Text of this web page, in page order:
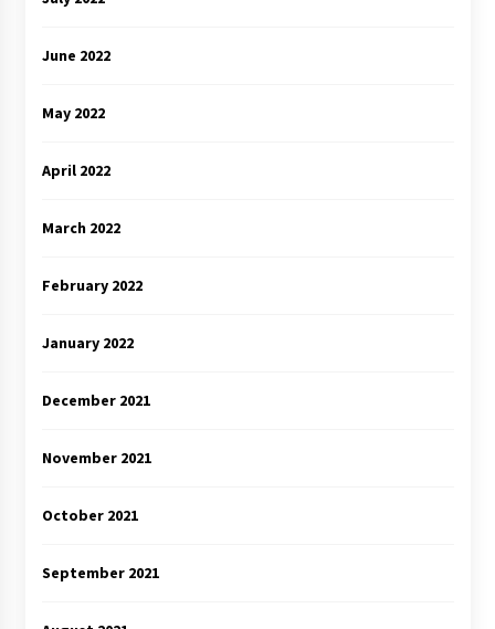
June 2022
May 2022
April 2022
March 2022
February 2022
January 2022
December 2021
November 2021
October 2021
September 2021